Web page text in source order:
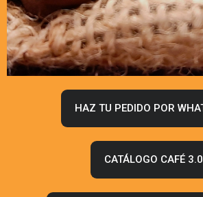
HAZ TU PEDIDO POR
CATÁLOGO CAFÉ 3.0